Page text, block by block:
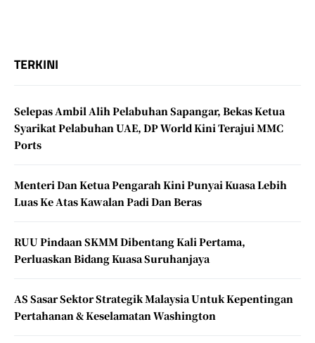
TERKINI
Selepas Ambil Alih Pelabuhan Sapangar, Bekas Ketua
Syarikat Pelabuhan UAE, DP World Kini Terajui MMC
Ports
Menteri Dan Ketua Pengarah Kini Punyai Kuasa Lebih
Luas Ke Atas Kawalan Padi Dan Beras
RUU Pindaan SKMM Dibentang Kali Pertama,
Perluaskan Bidang Kuasa Suruhanjaya
AS Sasar Sektor Strategik Malaysia Untuk Kepentingan
Pertahanan & Keselamatan Washington